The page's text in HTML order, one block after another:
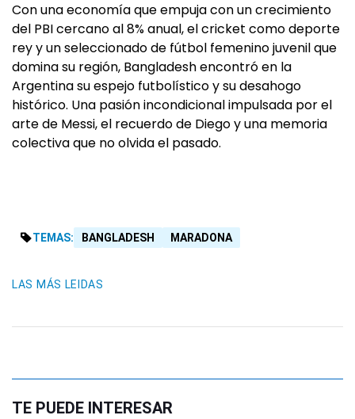
Con una economía que empuja con un crecimiento
del PBI cercano al 8% anual, el cricket como deporte
rey y un seleccionado de fútbol femenino juvenil que
domina su región, Bangladesh encontró en la
Argentina su espejo futbolístico y su desahogo
histórico. Una pasión incondicional impulsada por el
arte de Messi, el recuerdo de Diego y una memoria
colectiva que no olvida el pasado.
TEMAS: BANGLADESH MARADONA
LAS MÁS LEIDAS
TE PUEDE INTERESAR